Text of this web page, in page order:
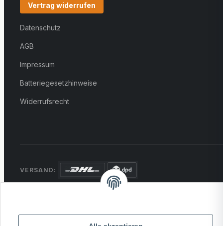
Vertrag widerrufen
Datenschutz
AGB
Impressum
Batteriegesetzhinweise
Widerrufsrecht
VERSAND:
Überweisung